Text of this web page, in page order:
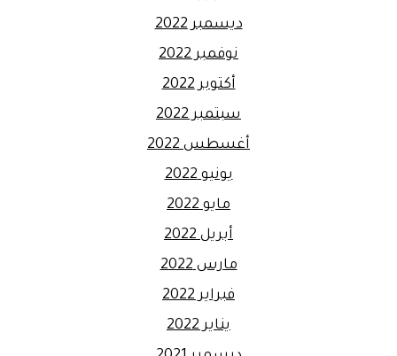
ديسمبر 2022
نوفمبر 2022
أكتوبر 2022
سبتمبر 2022
أغسطس 2022
يونيو 2022
مايو 2022
أبريل 2022
مارس 2022
فبراير 2022
يناير 2022